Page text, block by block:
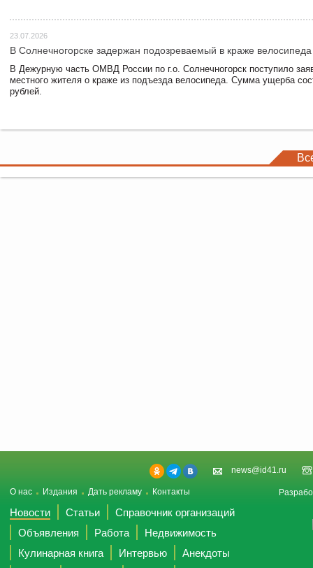
23.07.2026
В Солнечногорске задержан подозреваемый в краже велосипеда
В Дежурную часть ОМВД России по г.о. Солнечногорск поступило
местного жителя о краже из подъезда велосипеда. Сумма ущерба
рублей.
news@id41.ru
О нас Издания Дать рекламу Контакты
Новости Статьи
Справочник организаций
Объявления
Работа
Недвижимость
Кулинарная книга
Интервью
Анекдоты